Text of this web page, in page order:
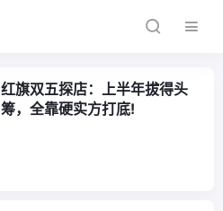
红旗双五探店：上半年拔得头
筹，全靠硬实方打底!